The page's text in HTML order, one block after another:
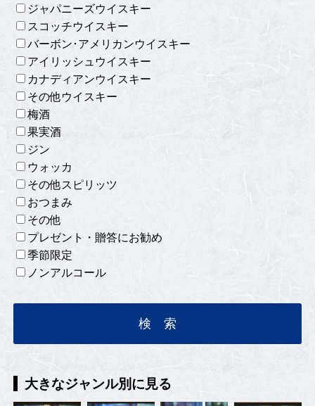
ジャパニーズウイスキー
スコッチウイスキー
バーボン･アメリカンウイスキー
アイリッシュウイスキー
カナディアンウイスキー
その他ウイスキー
梅酒
果実酒
ジン
ウォッカ
その他スピリッツ
おつまみ
その他
プレゼント・贈答にお勧め
季節限定
ノンアルコール
大きなジャンル別に見る